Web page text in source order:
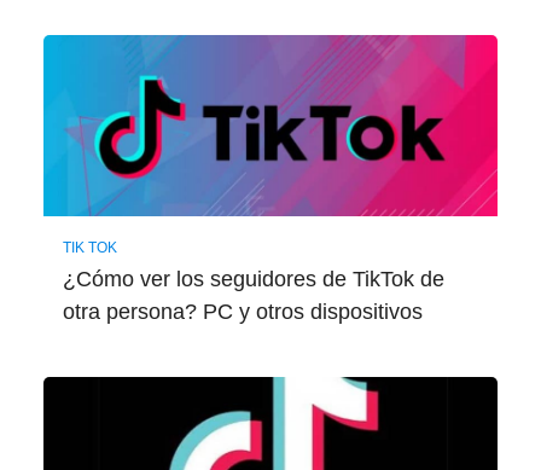
TIK TOK
¿Cómo ver los seguidores de TikTok de
otra persona? PC y otros dispositivos